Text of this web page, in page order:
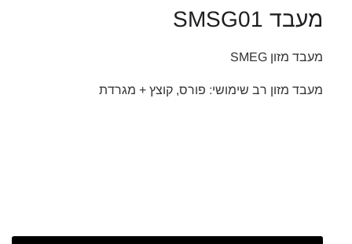
מעבד SMSG01
מעבד מזון SMEG
מעבד מזון רב שימושי: פורס, קוצץ + מגרדת